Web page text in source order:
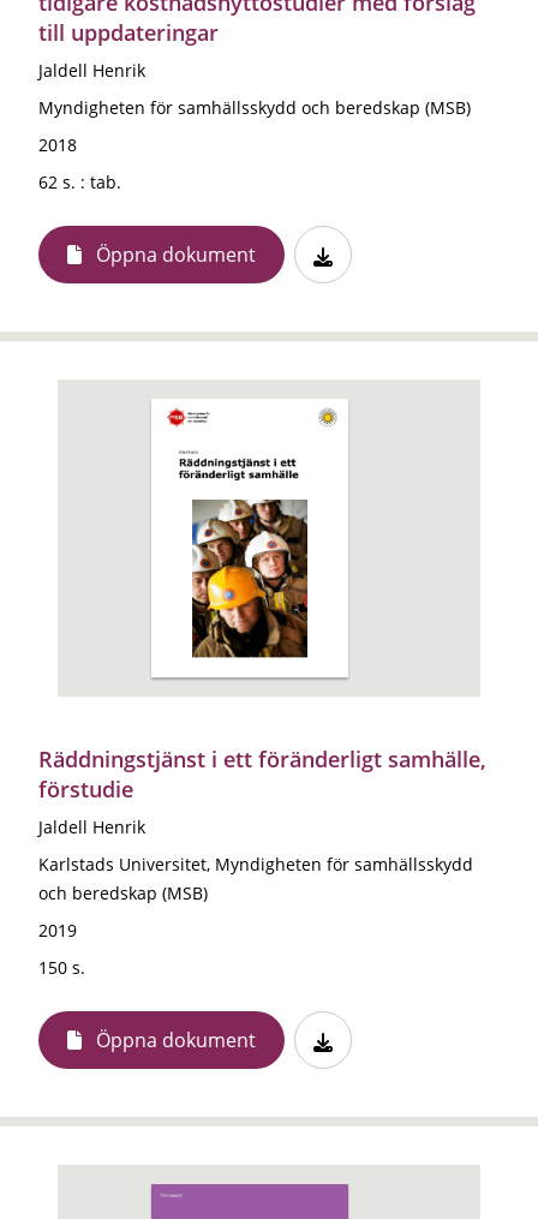
till uppdateringar
Jaldell Henrik
Myndigheten för samhällsskydd och beredskap (MSB)
2018
62 s. : tab.
Öppna dokument
Räddningstjänst i ett föränderligt samhälle,
förstudie
Jaldell Henrik
Karlstads Universitet, Myndigheten för samhällsskydd
och beredskap (MSB)
2019
150 s.
Öppna dokument